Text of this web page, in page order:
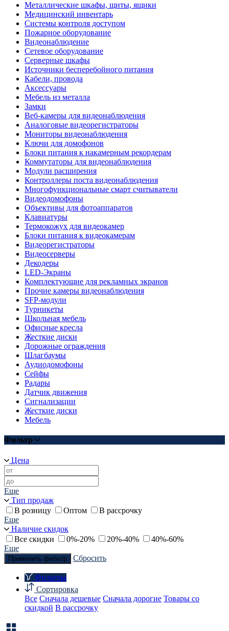
Металлические шкафы, щиты, ящики
Медицинский инвентарь
Системы контроля доступом
Пожарное оборудование
Видеонаблюдение
Сетевое оборудование
Серверные шкафы
Источники бесперебойного питания
Кабели, провода
Аксессуары
Мебель из металла
Замки
Веб-камеры для видеонаблюдения
Аналоговые видеорегистраторы
Мониторы видеонаблюдения
Ключи для домофонов
Блоки питания к накамерным рекордерам
Коммутаторы для видеонаблюдения
Модули расширения
Контроллеры поста видеонаблюдения
Многофункциональные смарт считыватели
Видеодомофоны
Объективы для фотоаппаратов
Клавиатуры
Термокожух для видеокамер
Блоки питания к видеокамерам
Видеорегистраторы
Видеосерверы
Декодеры
LED-Экраны
Комплектующие для рекламных экранов
Прочие камеры видеонаблюдения
SFP-модули
Турникеты
Школьная мебель
Офисные кресла
Жесткие диски
Дорожные ограждения
Шлагбаумы
Аудиодомофоны
Сейфы
Радары
Датчик движения
Сигнализации
Жесткие диски
Мебель
Фильтр
Цена
Еще
Тип продаж
В розницу
Оптом
В рассрочку
Еще
Наличие скидок
Все скидки
0%-20% 20%-40%
40%-60%
Еще
Применить фильтр Сбросить
Фильтры
Сортировка
Все Сначала дешевые Сначала дорогие Товары со
скидкой В рассрочку